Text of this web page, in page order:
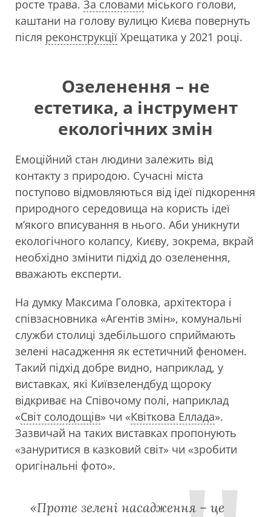
росте трава. За словами міського голови,
каштани на голову вулицю Києва повернуть
після реконструкції Хрещатика у 2021 році.
Озеленення – не
естетика, а інструмент
екологічних змін
Емоційний стан людини залежить від
контакту з природою. Сучасні міста
поступово відмовляються від ідеї підкорення
природного середовища на користь ідеї
м’якого вписування в нього. Аби уникнути
екологічного колапсу, Києву, зокрема, вкрай
необхідно змінити підхід до озеленення,
вважають експерти.
На думку Максима Головка, архітектора і
співзасновника «Агентів змін», комунальні
служби столиці здебільшого сприймають
зелені насадження як естетичний феномен.
Такий підхід добре видно, наприклад, у
виставках, які Київзелендбуд щороку
відкриває на Співочому полі, наприклад
«Світ солодощів» чи «Квіткова Еллада».
Зазвичай на таких виставках пропонують
«зануритися в казковий світ» чи «зробити
оригінальні фото».
«Проте зелені насадження – це